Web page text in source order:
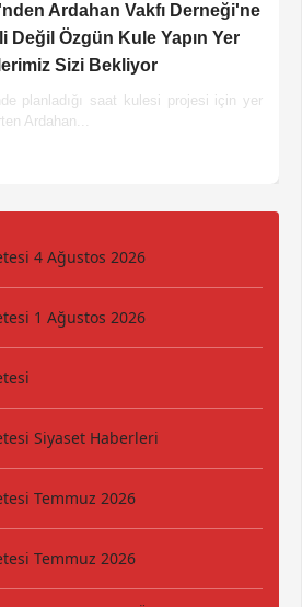
Ardahan Vakfı Derneği'ne
Değil Özgün Kule Yapın Yer
Sizi Bekliyor
planladığı saat kulesi projesi için yer
Ardahan...
4 Ağustos 2026
1 Ağustos 2026
Siyaset Haberleri
Temmuz 2026
Temmuz 2026